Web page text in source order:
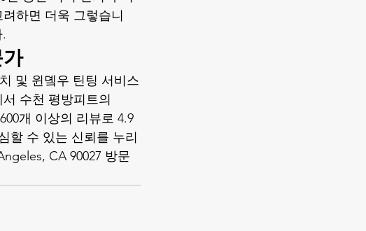
하면 더욱 그렇습니
및 윈돀우 틴팅 서비스
수천 평방피트의
개 이상의 리뷰로 4.9
할 수 있는 신뢰를 누리
CA 90027 방문